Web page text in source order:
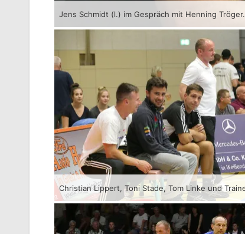
Jens Schmidt (l.) im Gespräch mit Henning Tröger.